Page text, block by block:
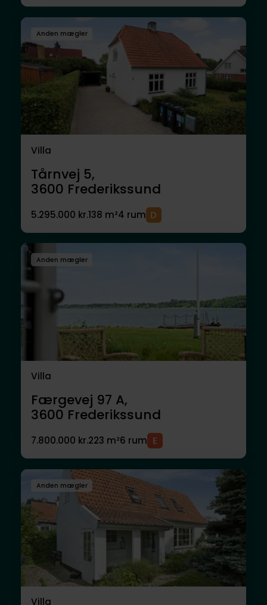
Anden mægler
Villa
Tårnvej 5,
3600 Frederikssund
5.295.000 kr.138 m²4 rum
Anden mægler
Villa
Færgevej 97 A,
3600 Frederikssund
7.800.000 kr.223 m²6 rum
Anden mægler
Villa